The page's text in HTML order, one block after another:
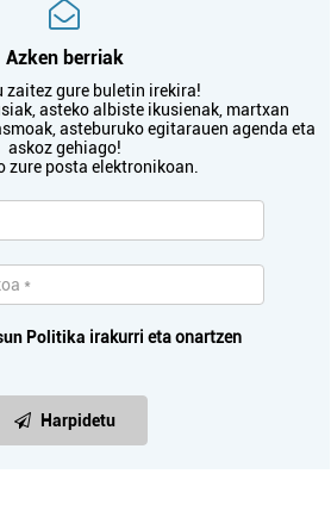
Azken berriak
zaitez gure buletin irekira!
asteko albiste ikusienak, martxan
asteburuko egitarauen agenda eta
askoz gehiago!
zure posta elektronikoan.
Politika irakurri eta onartzen
Harpidetu